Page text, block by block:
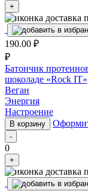
+
190.00 ₽
₽
Батончик
шоколаде «Rock
Веган
Энергия
Настроение
В корзину
-
0
+